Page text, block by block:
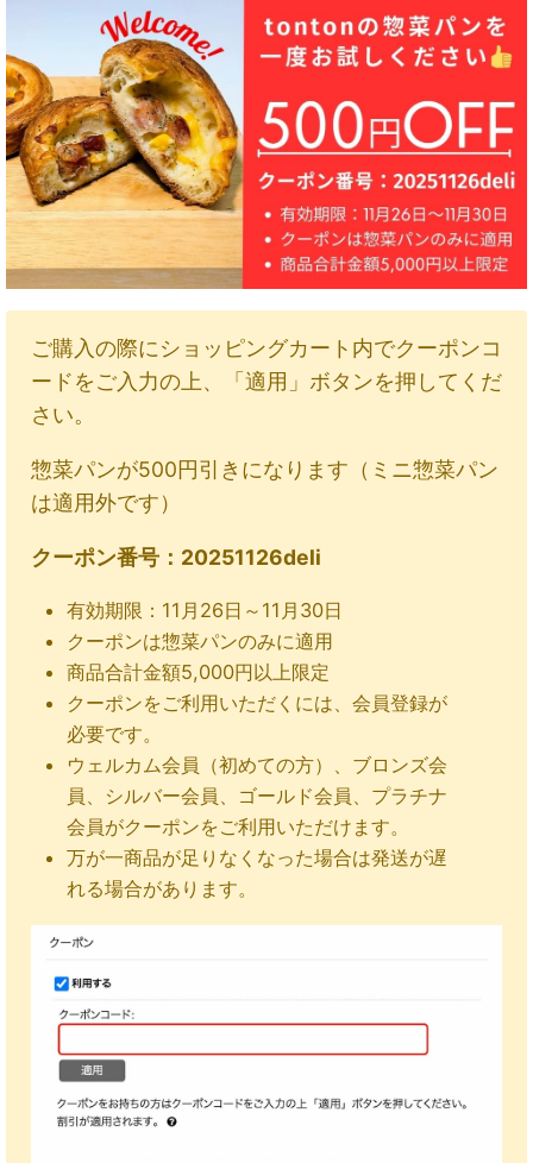
ご購入の際にショッピングカート内でクーポンコ
ードをご入力の上、「適用」ボタンを押してくだ
さい。
惣菜パンが500円引きになります（ミニ惣菜パン
は適用外です）
クーポン番号：20251126deli
有効期限：11月26日～11月30日
クーポンは惣菜パンのみに適用
商品合計金額5,000円以上限定
クーポンをご利用いただくには、会員登録が
必要です。
ウェルカム会員（初めての方）、ブロンズ会
員、シルバー会員、ゴールド会員、プラチナ
会員がクーポンをご利用いただけます。
万が一商品が足りなくなった場合は発送が遅
れる場合があります。